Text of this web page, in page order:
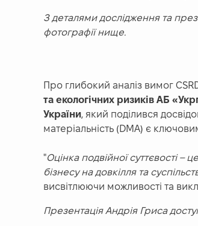
З деталями дослідження та
фотографії нище.
Про глибокий аналіз вимог
та екологічних ризиків АБ
України, який поділився
матеріальність (DMA) є
"Оцінка подвійної суттєвості –
бізнесу на довкілля та
висвітлюючи можливості та
Презентація Андрія Гриса